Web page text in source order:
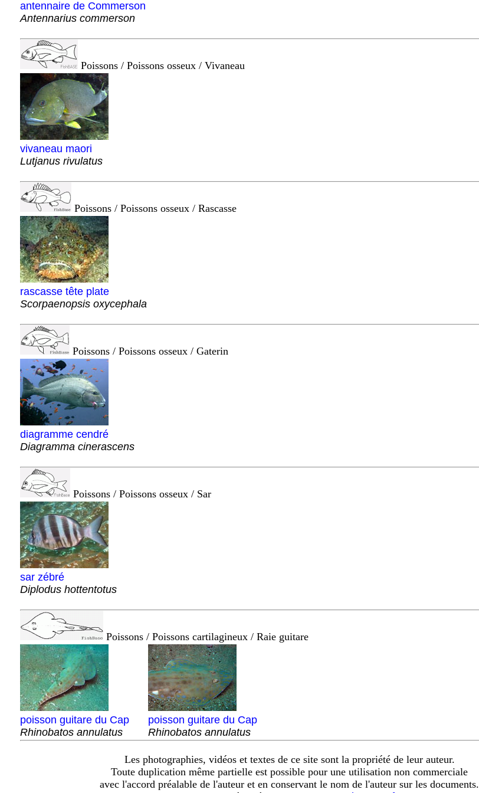
antennaire de Commerson
Antennarius commerson
Poissons / Poissons osseux / Vivaneau
vivaneau maori
Lutjanus rivulatus
Poissons / Poissons osseux / Rascasse
rascasse tête plate
Scorpaenopsis oxycephala
Poissons / Poissons osseux / Gaterin
diagramme cendré
Diagramma cinerascens
Poissons / Poissons osseux / Sar
sar zébré
Diplodus hottentotus
Poissons / Poissons cartilagineux / Raie guitare
poisson guitare du Cap
Rhinobatos annulatus
poisson guitare du Cap
Rhinobatos annulatus
Les photographies, vidéos et textes de ce site sont la propriété de leur auteur.
Toute duplication même partielle est possible pour une utilisation non commerciale
avec l'accord préalable de l'auteur et en conservant le nom de l'auteur sur les documents.